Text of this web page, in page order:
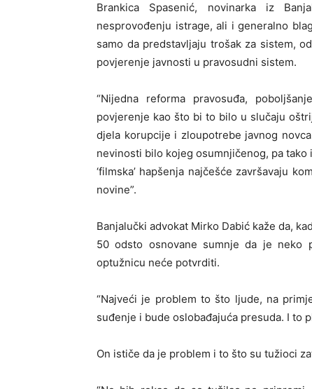
Brankica Spasenić, novinarka iz
nesprovođenju istrage, ali i generalno
samo da predstavljaju trošak za sistem,
povjerenje javnosti u pravosudni sistem.
“Nijedna reforma pravosuđa,
povjerenje kao što bi to bilo u slučaju
djela korupcije i zloupotrebe javnog
nevinosti bilo kojeg osumnjičenog, pa
‘filmska’ hapšenja najčešće završavaju
novine”.
Banjalučki advokat Mirko Dabić kaže da,
50 odsto osnovane sumnje da je neko
optužnicu neće potvrditi.
“Najveći je problem to što ljude, na
suđenje i bude oslobađajuća presuda. I to
On ističe da je problem i to što su tužioci